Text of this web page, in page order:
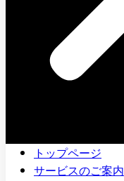
トップページ
サービスのご案内